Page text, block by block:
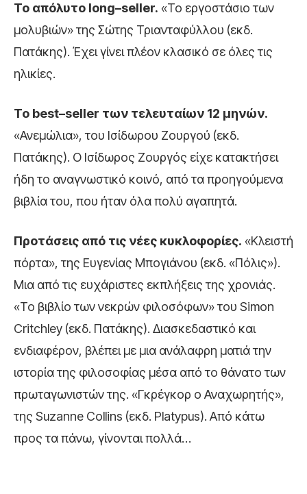
Το απόλυτο long–seller. «Το εργοστάσιο των
μολυβιών» της Σώτης Τριανταφύλλου (εκδ.
Πατάκης). Έχει γίνει πλέον κλασικό σε όλες τις
ηλικίες.
Το best–seller των τελευταίων 12 μηνών.
«Ανεμώλια», του Ισίδωρου Ζουργού (εκδ.
Πατάκης). Ο Ισίδωρος Ζουργός είχε κατακτήσει
ήδη το αναγνωστικό κοινό, από τα προηγούμενα
βιβλία του, που ήταν όλα πολύ αγαπητά.
Προτάσεις από τις νέες κυκλοφορίες. «Κλειστή
πόρτα», της Ευγενίας Μπογιάνου (εκδ. «Πόλις»).
Μια από τις ευχάριστες εκπλήξεις της χρονιάς.
«Το βιβλίο των νεκρών φιλοσόφων» του Simon
Critchley (εκδ. Πατάκης). Διασκεδαστικό και
ενδιαφέρον, βλέπει με μια ανάλαφρη ματιά την
ιστορία της φιλοσοφίας μέσα από το θάνατο των
πρωταγωνιστών της. «Γκρέγκορ ο Αναχωρητής»,
της Suzanne Collins (εκδ. Platypus). Από κάτω
προς τα πάνω, γίνονται πολλά…